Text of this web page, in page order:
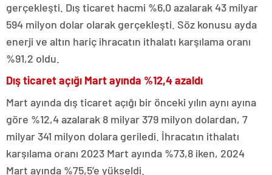
gerçekleşti. Dış ticaret hacmi %6,0 azalarak 43 milyar
594 milyon dolar olarak gerçekleşti. Söz konusu ayda
enerji ve altın hariç ihracatın ithalatı karşılama oranı
%91,2 oldu.
Dış ticaret açığı Mart ayında %12,4 azaldı
Mart ayında dış ticaret açığı bir önceki yılın aynı ayına
göre %12,4 azalarak 8 milyar 379 milyon dolardan, 7
milyar 341 milyon dolara geriledi. İhracatın ithalatı
karşılama oranı 2023 Mart ayında %73,8 iken, 2024
Mart ayında %75,5’e yükseldi.